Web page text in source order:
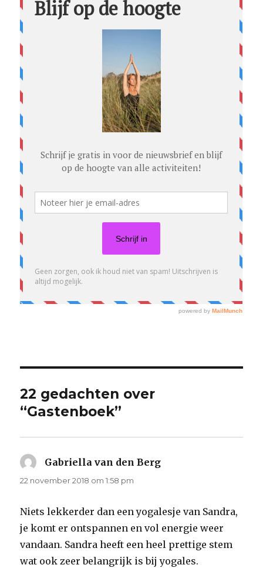
22 gedachten over
“Gastenboek”
Gabriella van den Berg
22 november 2018 om 1:58 pm
Niets lekkerder dan een yogalesje van Sandra,
je komt er ontspannen en vol energie weer
vandaan. Sandra heeft een heel prettige stem
wat ook zeer belangrijk is bij yogales.